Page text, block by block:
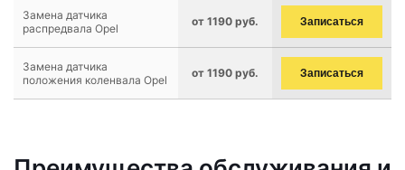
Замена датчика
распредвала Opel
от 1190 руб. Записаться
Замена датчика
положения коленвала Opel
от 1190 руб. Записаться